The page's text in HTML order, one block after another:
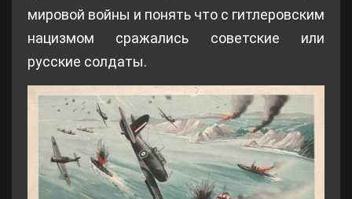
мировой войны и понять что с гитлеровским
нацизмом сражались советские или
русские солдаты.